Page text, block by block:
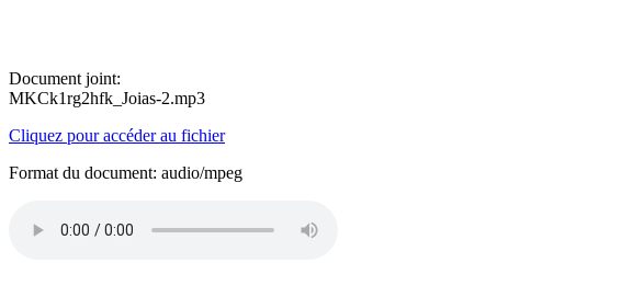
Document joint:
MKCk1rg2hfk_Joias-2.mp3
Cliquez pour accéder au fichier
Format du document: audio/mpeg